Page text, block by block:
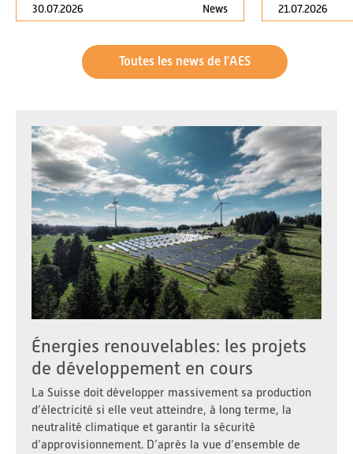
30.07.2026 News 21.07.2026
Toutes les news de l'AES
Énergies renouvelables: les projets
de développement en cours
La Suisse doit développer massivement sa production
d’électricité si elle veut atteindre, à long terme, la
neutralité climatique et garantir la sécurité
d’approvisionnement. D’après la vue d’ensemble de